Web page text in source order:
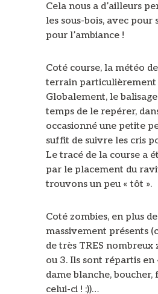
Cela nous a d’ailleurs
les sous-bois, avec
pour l’ambiance !
Coté course, la météo
terrain particulièrement
Globalement, le
temps de le repérer,
occasionné une petite
suffit de suivre les cris
Le tracé de la course a
par le placement du
trouvons un peu « tôt ».
Coté zombies, en plus
massivement présents
de très TRES
ou 3. Ils sont répartis en
dame blanche,
celui-ci ! :))…